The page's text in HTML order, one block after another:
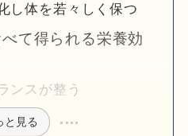
し体を若々しく保つ
て得られる栄養効
ンスが整う
と見る